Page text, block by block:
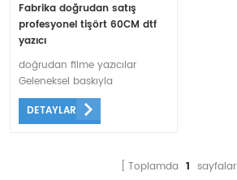
Fabrika doğrudan satış
profesyonel tişört 60CM dtf
yazıcı
doğrudan filme yazıcılar
Geleneksel baskıyla
karşılaştırıldığında, DTF
baskının bir başka avantajı da
sürdürülebilirlik konusunda
DETAYLAR
Toplamda 1 sayfalar